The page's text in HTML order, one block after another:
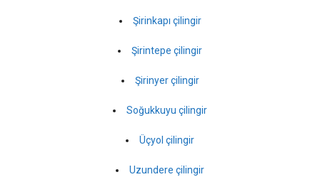
Şirinkapı çilingir
Şirintepe çilingir
Şirinyer çilingir
Soğukkuyu çilingir
Üçyol çilingir
Uzundere çilingir